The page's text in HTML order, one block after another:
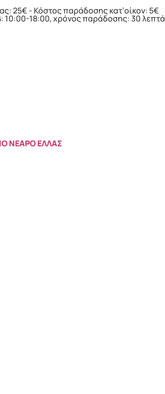
25€ - Κόστος παράδοσης κατ’οίκον: 5€
18:00, χρόνος παράδοσης: 30 λεπτά